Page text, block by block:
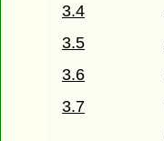
3.4
3.5
3.6
3.7